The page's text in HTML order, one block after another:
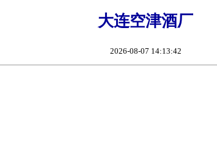
大连空津酒厂
2026-08-07 14:13:42